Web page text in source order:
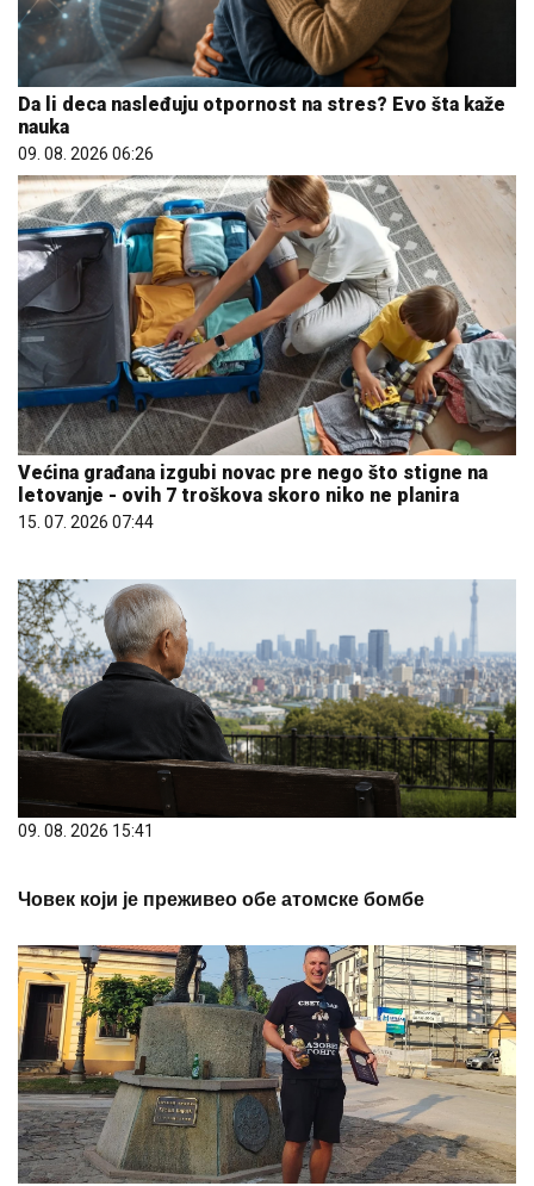
Da li deca nasleđuju otpornost na stres? Evo šta kaže
nauka
09. 08. 2026 06:26
Većina građana izgubi novac pre nego što stigne na
letovanje - ovih 7 troškova skoro niko ne planira
15. 07. 2026 07:44
09. 08. 2026 15:41
Човек који је преживео обе атомске бомбе